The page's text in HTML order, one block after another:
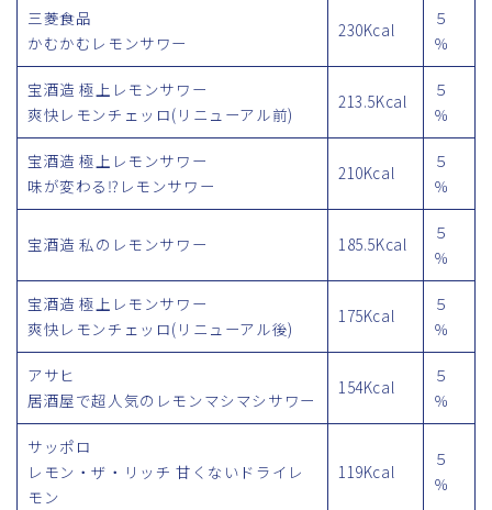
三菱食品
かむかむレモンサワー
230Kcal
５
％
宝酒造 極上レモンサワー
爽快レモンチェッロ(リニューアル前)
213.5Kcal
５
％
宝酒造 極上レモンサワー
味が変わる⁉レモンサワー
210Kcal
５
％
宝酒造 私のレモンサワー 185.5Kcal
５
％
宝酒造 極上レモンサワー
爽快レモンチェッロ(リニューアル後)
175Kcal
５
％
アサヒ
居酒屋で超人気のレモンマシマシサワー
154Kcal
５
％
サッポロ
レモン・ザ・リッチ 甘くないドライレ
モン
119Kcal
５
％